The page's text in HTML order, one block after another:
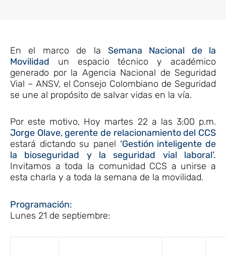
En el marco de la Semana Nacional de la
Movilidad un espacio técnico y académico
generado por la Agencia Nacional de Seguridad
Vial – ANSV, el Consejo Colombiano de Seguridad
se une al propósito de salvar vidas en la vía.
Por este motivo, Hoy martes 22 a las 3:00 p.m.
Jorge Olave, gerente de relacionamiento del CCS
estará dictando su panel ‘Gestión inteligente de
la bioseguridad y la seguridad vial laboral’.
Invitamos a toda la comunidad CCS a unirse a
esta charla y a toda la semana de la movilidad.
Programación:
Lunes 21 de septiembre: